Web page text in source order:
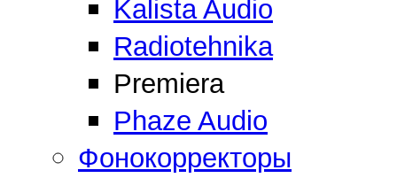
Kalista Audio
Radiotehnika
Premiera
Phaze Audio
Фонокорректоры